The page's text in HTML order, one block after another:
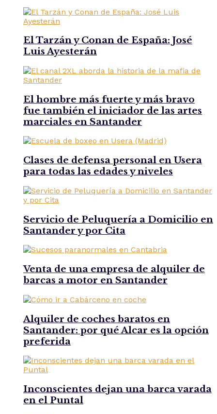
El Tarzán y Conan de España: José
Luis Ayesterán
El hombre más fuerte y más bravo
fue también el iniciador de las artes
marciales en Santander
Clases de defensa personal en Usera
para todas las edades y niveles
Servicio de Peluquería a Domicilio en
Santander y por Cita
Venta de una empresa de alquiler de
barcas a motor en Santander
Alquiler de coches baratos en
Santander: por qué Alcar es la opción
preferida
Inconscientes dejan una barca varada
en el Puntal